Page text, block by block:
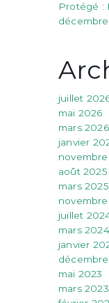
Protégé :
juillet
mai 2026
mars 2026
janvier
août 2025
mars 2025
juillet
mars 2024
janvier
mai 2023
mars 2023